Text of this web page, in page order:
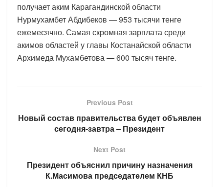
получает аким Карагандинской области
Нурмухамбет Абдибеков — 953 тысячи тенге
ежемесячно. Самая скромная зарплата среди
акимов областей у главы Костанайской области
Архимеда Мухамбетова — 600 тысяч тенге.
Previous Post
Новый состав правительства будет объявлен
сегодня-завтра – Президент
Next Post
Президент объяснил причину назначения
К.Масимова председателем КНБ